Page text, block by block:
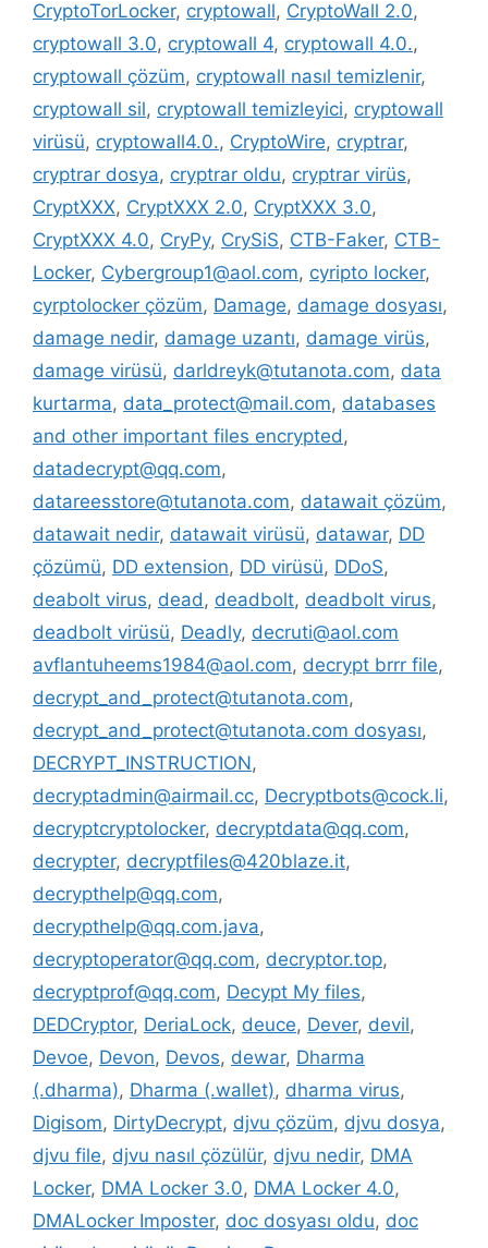
CryptoTorLocker, cryptowall, CryptoWall 2.0,
cryptowall 3.0, cryptowall 4, cryptowall 4.0.,
cryptowall çözüm, cryptowall nasıl temizlenir,
cryptowall sil, cryptowall temizleyici, cryptowall
virüsü, cryptowall4.0., CryptoWire, cryptrar,
cryptrar dosya, cryptrar oldu, cryptrar virüs,
CryptXXX, CryptXXX 2.0, CryptXXX 3.0,
CryptXXX 4.0, CryPy, CrySiS, CTB-Faker, CTB-
Locker, Cybergroup1@aol.com, cyripto locker,
cyrptolocker çözüm, Damage, damage dosyası,
damage nedir, damage uzantı, damage virüs,
damage virüsü, darldreyk@tutanota.com, data
kurtarma, data_protect@mail.com, databases
and other important files encrypted,
datadecrypt@qq.com,
datareesstore@tutanota.com, datawait çözüm,
datawait nedir, datawait virüsü, datawar, DD
çözümü, DD extension, DD virüsü, DDoS,
deabolt virus, dead, deadbolt, deadbolt virus,
deadbolt virüsü, Deadly, decruti@aol.com
avflantuheems1984@aol.com, decrypt brrr file,
decrypt_and_protect@tutanota.com,
decrypt_and_protect@tutanota.com dosyası,
DECRYPT_INSTRUCTION,
decryptadmin@airmail.cc, Decryptbots@cock.li,
decryptcryptolocker, decryptdata@qq.com,
decrypter, decryptfiles@420blaze.it,
decrypthelp@qq.com,
decrypthelp@qq.com.java,
decryptoperator@qq.com, decryptor.top,
decryptprof@qq.com, Decypt My files,
DEDCryptor, DeriaLock, deuce, Dever, devil,
Devoe, Devon, Devos, dewar, Dharma
(.dharma), Dharma (.wallet), dharma virus,
Digisom, DirtyDecrypt, djvu çözüm, djvu dosya,
djvu file, djvu nasıl çözülür, djvu nedir, DMA
Locker, DMA Locker 3.0, DMA Locker 4.0,
DMALocker Imposter, doc dosyası oldu, doc